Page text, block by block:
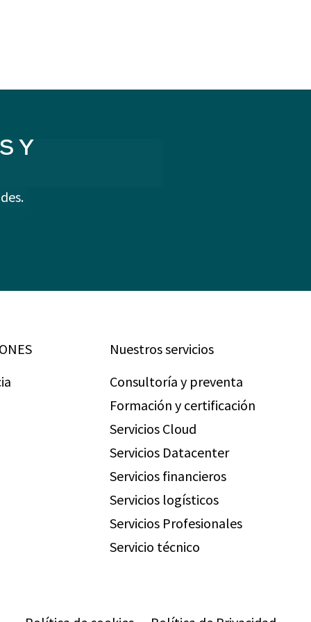
Y
Nuestros servicios
Consultoría y preventa
Formación y certificación
Servicios Cloud
Servicios Datacenter
Servicios financieros
Servicios logísticos
Servicios Profesionales
Servicio técnico